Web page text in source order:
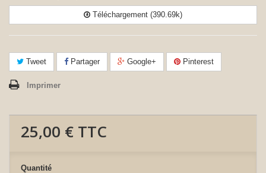
Téléchargement (390.69k)
Tweet Partager Google+ Pinterest
Imprimer
25,00 € TTC
Quantité